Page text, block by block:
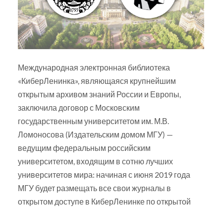
Международная электронная библиотека
«КиберЛенинка», являющаяся крупнейшим
открытым архивом знаний России и Европы,
заключила договор с Московским
государственным университетом им. М.В.
Ломоносова (Издательским домом МГУ) —
ведущим федеральным российским
университетом, входящим в сотню лучших
университетов мира: начиная с июня 2019 года
МГУ будет размещать все свои журналы в
открытом доступе в КиберЛенинке по открытой